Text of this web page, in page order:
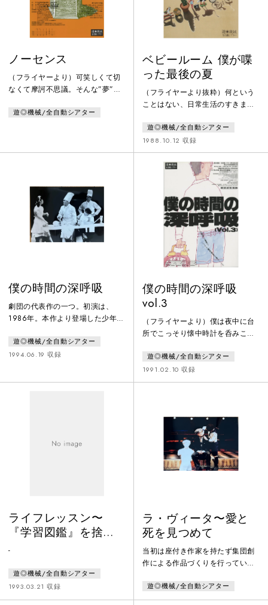
ノーセンス
（フライヤーより）可笑しくて切
なくて摩訶不思議。そんな”夢”の
思わせる「遊◎機械／全自動シア
昼夢ともつかない幻想的な物語。
飛べない人力飛行機、渡れない綱
渡り、乗れない玉乗り、そして開
かない幕…。白井晃、入魂の一
遊◎機械/全自動シアター
ベビールーム 僕が喋
った最後の夏
（フライヤーより抜粋）何という
ことはない、日常生活のすきまか
おもろくて、やがて哀しき出来事
達。そんな、誰もが持っている些
細な出来事達を、紡いで、紡い
で、少～しだけお見せします。子
供部屋に生まれ、育ち、いろいろ
あってやがて最後に見るもの
は…。
遊◎機械/全自動シアター
1988.10.12 収録
僕の時間の深呼吸
劇団の代表作の一つ。初演は、
1986年。本作より登場した少年
り役となる。
遊◎機械/全自動シアター
1994.06.19 収録
僕の時間の深呼吸
vol.3
（フライヤーより）僕は夜中に台
所でこっそり懐中時計を呑みこん
遊◎機械/全自動シアター
1991.02.10 収録
ライフレッスン〜
『学習図鑑』を捨て
去り巨人に挑む僕た
-
遊◎機械/全自動シアター
1993.03.21 収録
ラ・ヴィータ〜愛と
死を見つめて
当初は座付き作家を持たず集団創
作による作品づくりを行っていた
タ」より、高泉淳子の戯曲を白井
晃が演出するというスタイルが定
遊◎機械/全自動シアター